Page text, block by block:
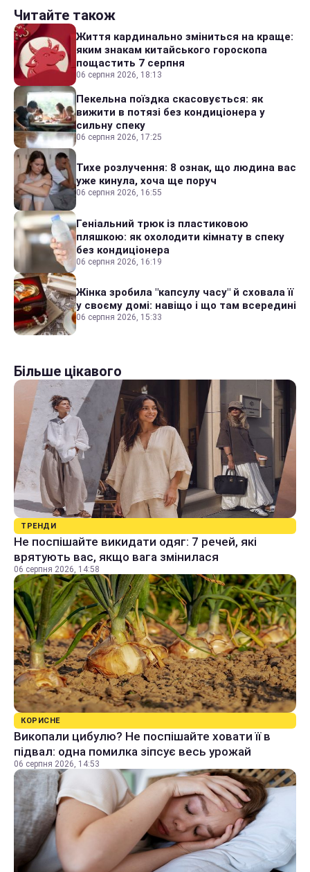
Читайте також
Життя кардинально зміниться на краще:
яким знакам китайського гороскопа
пощастить 7 серпня
06 серпня 2026, 18:13
Пекельна поїздка скасовується: як
вижити в потязі без кондиціонера у
сильну спеку
06 серпня 2026, 17:25
Тихе розлучення: 8 ознак, що людина вас
уже кинула, хоча ще поруч
06 серпня 2026, 16:55
Геніальний трюк із пластиковою
пляшкою: як охолодити кімнату в спеку
без кондиціонера
06 серпня 2026, 16:19
Жінка зробила "капсулу часу" й сховала її
у своєму домі: навіщо і що там всередині
06 серпня 2026, 15:33
Більше цікавого
ТРЕНДИ
Не поспішайте викидати одяг: 7 речей, які
врятують вас, якщо вага змінилася
06 серпня 2026, 14:58
КОРИСНЕ
Викопали цибулю? Не поспішайте ховати її в
підвал: одна помилка зіпсує весь урожай
06 серпня 2026, 14:53